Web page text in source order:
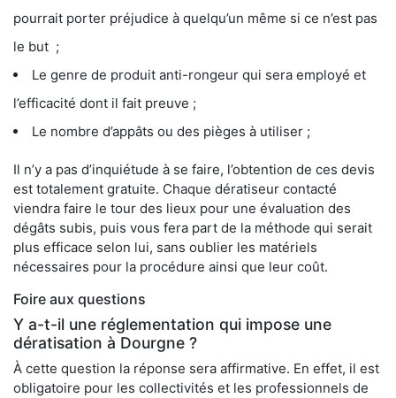
pourrait porter préjudice à quelqu’un même si ce n’est pas
le but ;
Le genre de produit anti-rongeur qui sera employé et
l’efficacité dont il fait preuve ;
Le nombre d’appâts ou des pièges à utiliser ;
Il n’y a pas d’inquiétude à se faire, l’obtention de ces devis
est totalement gratuite. Chaque dératiseur contacté
viendra faire le tour des lieux pour une évaluation des
dégâts subis, puis vous fera part de la méthode qui serait
plus efficace selon lui, sans oublier les matériels
nécessaires pour la procédure ainsi que leur coût.
Foire aux questions
Y a-t-il une réglementation qui impose une
dératisation à Dourgne ?
À cette question la réponse sera affirmative. En effet, il est
obligatoire pour les collectivités et les professionnels de